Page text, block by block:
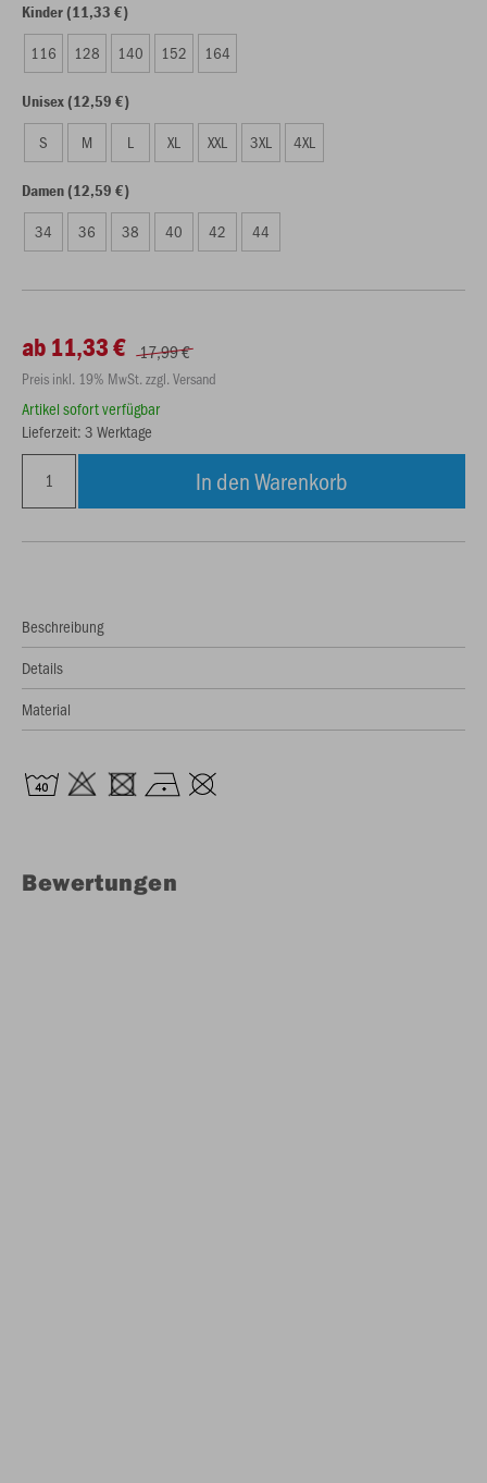
Kinder (11,33 €)
116 128 140 152 164
Unisex (12,59 €)
S M L XL XXL 3XL 4XL
Damen (12,59 €)
34 36 38 40 42 44
ab 11,33 € 17,99 €
Preis inkl. 19% MwSt. zzgl. Versand
Artikel sofort verfügbar
Lieferzeit: 3 Werktage
In den Warenkorb
Beschreibung
Details
Material
Bewertungen